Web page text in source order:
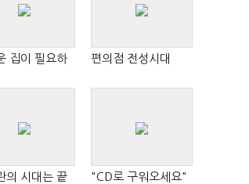
집이 필요하
편의점 전성시대
의 시대는 끝
"CD로 구워오세요"